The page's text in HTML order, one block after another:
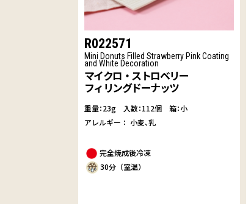
R022571
Mini Donuts Filled Strawberry Pink Coating
and White Decoration
マイクロ・ストロベリー
フィリングドーナッツ
重量：23g
入数：112個 箱：小
アレルギー： 小麦 乳
完全焼成後冷凍
30分（室温）